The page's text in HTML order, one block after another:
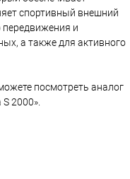
спортивный внешний
передвижения и
а также для активного
посмотреть аналог
2000».